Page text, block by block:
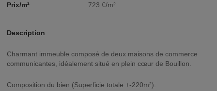
Prix/m² 723 €/m²
Description
Charmant immeuble composé de deux maisons de commerce
communicantes, idéalement situé en plein cœur de Bouillon.
Composition du bien (Superficie totale +-220m²):